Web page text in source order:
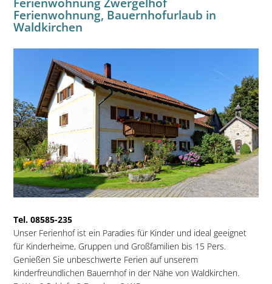
Ferienwohnung Zwergelhof
Ferienwohnung, Bauernhofurlaub in
Waldkirchen
Tel. 08585-235
Unser Ferienhof ist ein Paradies für Kinder und ideal geeignet
für Kinderheime, Gruppen und Großfamilien bis 15 Pers.
Genießen Sie unbeschwerte Ferien auf unserem
kinderfreundlichen Bauernhof in der Nähe von Waldkirchen.